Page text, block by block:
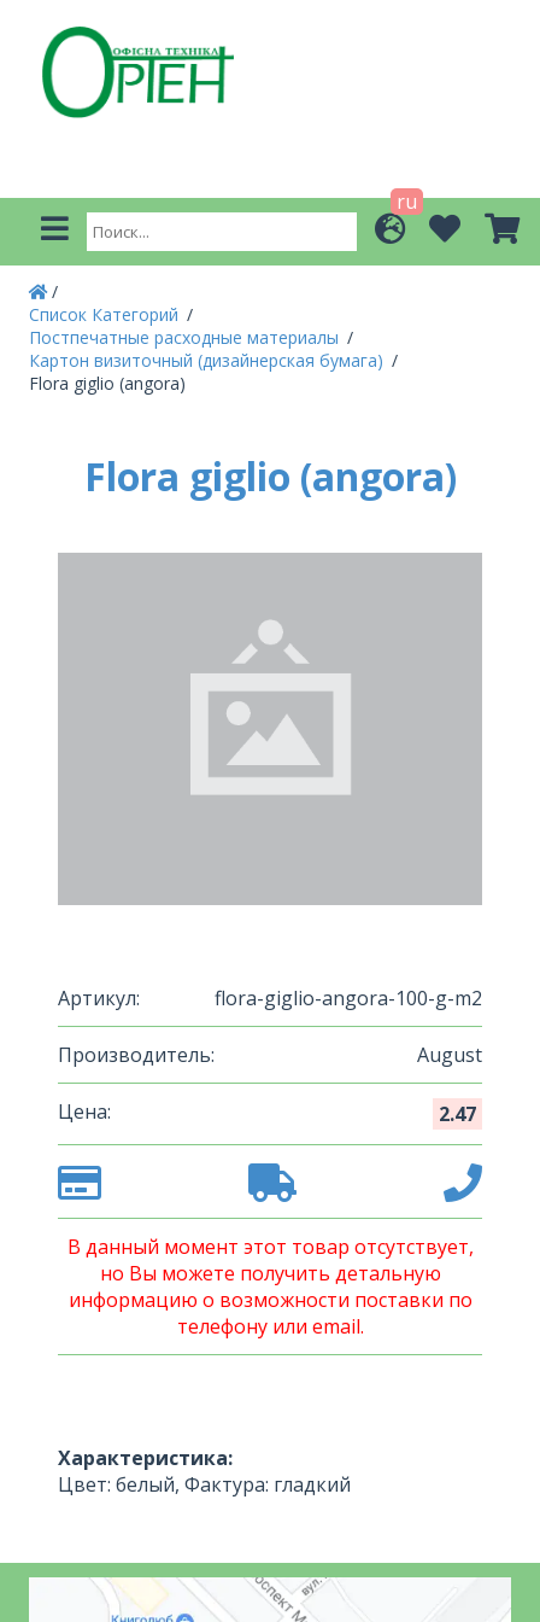
ru
Список Категорий
Постпечатные расходные материалы
Картон визиточный (дизайнерская бумага)
Flora giglio (angora)
Flora giglio (angora)
Артикул: flora-giglio-angora-100-g-m2
Производитель: August
Цена: 2.47
В данный момент этот товар отсутствует,
но Вы можете получить детальную
информацию о возможности поставки по
телефону или email.
Характеристика:
Цвет: белый, Фактура: гладкий